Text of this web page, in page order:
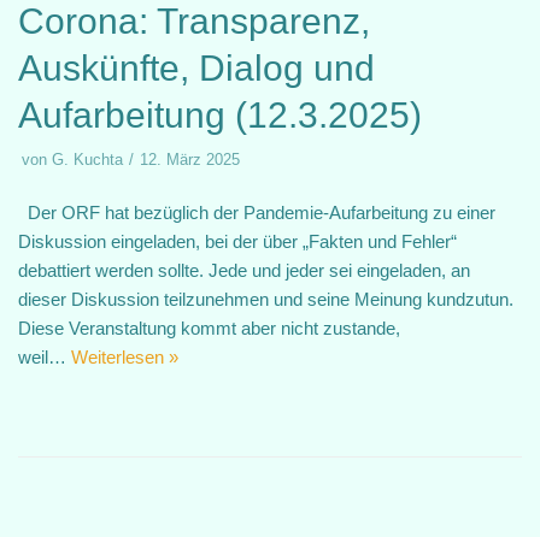
Corona: Transparenz,
Auskünfte, Dialog und
Aufarbeitung (12.3.2025)
von G. Kuchta 12. März 2025
Der ORF hat bezüglich der Pandemie-Aufarbeitung zu einer
Diskussion eingeladen, bei der über „Fakten und Fehler“
debattiert werden sollte. Jede und jeder sei eingeladen, an
dieser Diskussion teilzunehmen und seine Meinung kundzutun.
Diese Veranstaltung kommt aber nicht zustande,
weil… Weiterlesen »